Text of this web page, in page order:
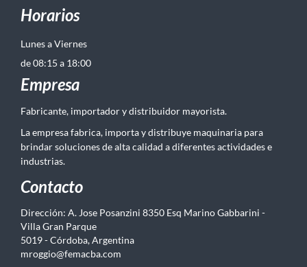
Horarios
Lunes a Viernes
de 08:15 a 18:00
Empresa
Fabricante, importador y distribuidor mayorista.
La empresa fabrica, importa y distribuye maquinaria para
brindar soluciones de alta calidad a diferentes actividades e
industrias.
Contacto
Dirección: A. Jose Posanzini 8350 Esq Marino Gabbarini -
Villa Gran Parque
5019 - Córdoba, Argentina
mroggio@femacba.com